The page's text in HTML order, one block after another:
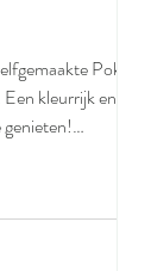
Poké
kleurrijk en